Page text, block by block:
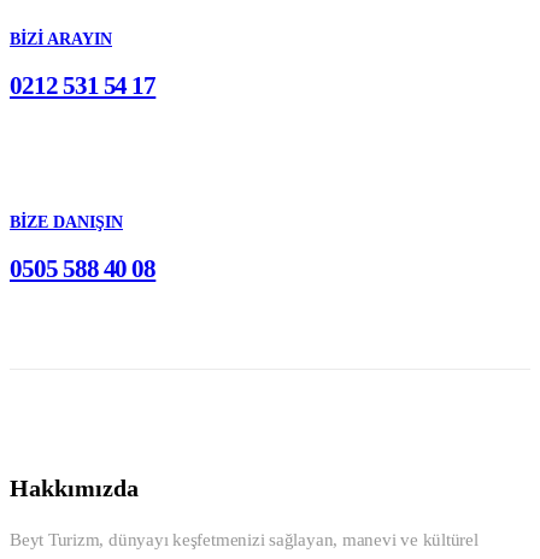
BİZİ ARAYIN
0212 531 54 17
BIZE DANIŞIN
0505 588 40 08
Hakkımızda
Beyt Turizm, dünyayı keşfetmenizi sağlayan, manevi ve kültürel